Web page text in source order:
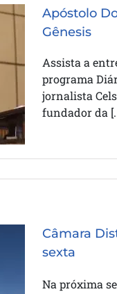
Apóstolo
Gênesis
Assista a
programa
jornalista
fundador da
Câmara
sexta
Na próxima